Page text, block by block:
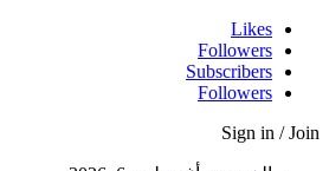
Likes
Followers
Subscribers
Followers
Sign in / Join